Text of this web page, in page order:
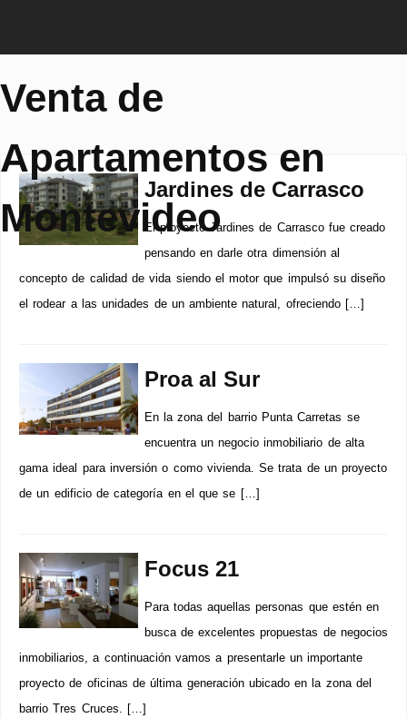
Venta de
Apartamentos en
Montevideo
Jardines de Carrasco
El proyecto Jardines de Carrasco fue creado
pensando en darle otra dimensión al
concepto de calidad de vida siendo el motor que impulsó su diseño
el rodear a las unidades de un ambiente natural, ofreciendo […]
Proa al Sur
En la zona del barrio Punta Carretas se
encuentra un negocio inmobiliario de alta
gama ideal para inversión o como vivienda. Se trata de un proyecto
de un edificio de categoría en el que se […]
Focus 21
Para todas aquellas personas que estén en
busca de excelentes propuestas de negocios
inmobiliarios, a continuación vamos a presentarle un importante
proyecto de oficinas de última generación ubicado en la zona del
barrio Tres Cruces. […]